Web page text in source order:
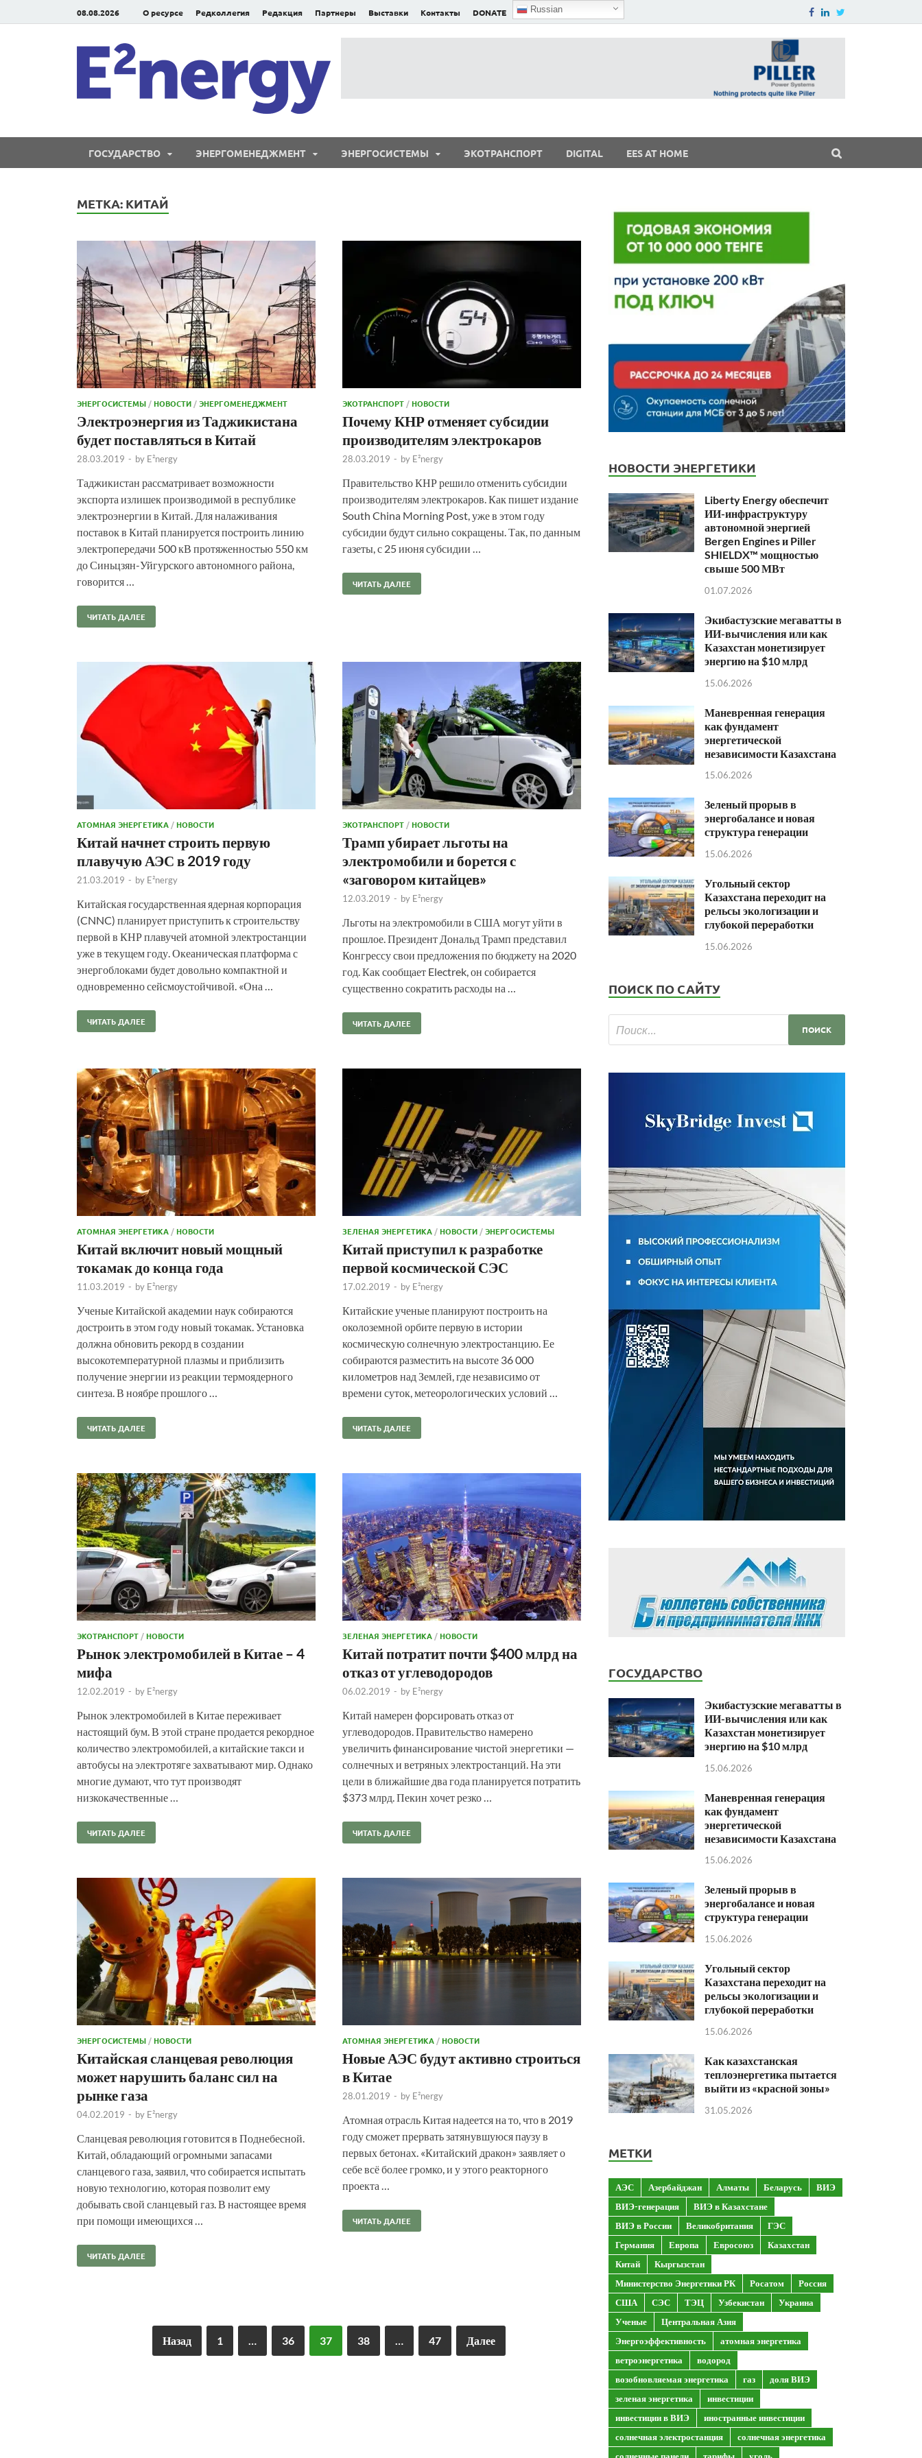
08.08.2026 О ресурсе Редколлегия Редакция Партнеры Выставки Контакты DONATE Russian
ГОСУДАРСТВО ЭНЕРГОМЕНЕДЖМЕНТ ЭНЕРГОСИСТЕМЫ ЭКОТРАНСПОРТ DIGITAL EES AT HOME
МЕТКА: КИТАЙ
ЭНЕРГОСИСТЕМЫ /НОВОСТИ /ЭНЕРГОМЕНЕДЖМЕНТ
Электроэнергия из Таджикистана
будет поставляться в Китай
28.03.2019 - by E²nergy
Таджикистан рассматривает возможности
экспорта излишек производимой в республике
электроэнергии в Китай. Для налаживания
поставок в Китай планируется построить линию
электропередачи 500 кВ протяженностью 550 км
до Синьцзян-Уйгурского автономного района,
говорится …
ЧИТАТЬ ДАЛЕЕ
ЭКОТРАНСПОРТ /НОВОСТИ
Почему КНР отменяет субсидии
производителям электрокаров
28.03.2019 - by E²nergy
Правительство КНР решило отменить субсидии
производителям электрокаров. Как пишет издание
South China Morning Post, уже в этом году
субсидии будут сильно сокращены. Так, по данным
газеты, с 25 июня субсидии …
ЧИТАТЬ ДАЛЕЕ
АТОМНАЯ ЭНЕРГЕТИКА /НОВОСТИ
Китай начнет строить первую
плавучую АЭС в 2019 году
21.03.2019 - by E²nergy
Китайская государственная ядерная корпорация
(CNNC) планирует приступить к строительству
первой в КНР плавучей атомной электростанции
уже в текущем году. Океаническая платформа с
энергоблоками будет довольно компактной и
одновременно сейсмоустойчивой. «Она …
ЧИТАТЬ ДАЛЕЕ
ЭКОТРАНСПОРТ /НОВОСТИ
Трамп убирает льготы на
электромобили и борется с
«заговором китайцев»
12.03.2019 - by E²nergy
Льготы на электромобили в США могут уйти в
прошлое. Президент Дональд Трамп представил
Конгрессу свои предложения по бюджету на 2020
год. Как сообщает Electrek, он собирается
существенно сократить расходы на …
ЧИТАТЬ ДАЛЕЕ
АТОМНАЯ ЭНЕРГЕТИКА /НОВОСТИ
Китай включит новый мощный
токамак до конца года
11.03.2019 - by E²nergy
Ученые Китайской академии наук собираются
достроить в этом году новый токамак. Установка
должна обновить рекорд в создании
высокотемпературной плазмы и приблизить
получение энергии из реакции термоядерного
синтеза. В ноябре прошлого …
ЧИТАТЬ ДАЛЕЕ
ЗЕЛЕНАЯ ЭНЕРГЕТИКА /НОВОСТИ /ЭНЕРГОСИСТЕМЫ
Китай приступил к разработке
первой космической СЭС
17.02.2019 - by E²nergy
Китайские ученые планируют построить на
околоземной орбите первую в истории
космическую солнечную электростанцию. Ее
собираются разместить на высоте 36 000
километров над Землей, где независимо от
времени суток, метеорологических условий …
ЧИТАТЬ ДАЛЕЕ
ЭКОТРАНСПОРТ /НОВОСТИ
Рынок электромобилей в Китае – 4
мифа
12.02.2019 - by E²nergy
Рынок электромобилей в Китае переживает
настоящий бум. В этой стране продается рекордное
количество электромобилей, а китайские такси и
автобусы на электротяге захватывают мир. Однако
многие думают, что тут производят
низкокачественные …
ЧИТАТЬ ДАЛЕЕ
ЗЕЛЕНАЯ ЭНЕРГЕТИКА /НОВОСТИ
Китай потратит почти $400 млрд на
отказ от углеводородов
06.02.2019 - by E²nergy
Китай намерен форсировать отказ от
углеводородов. Правительство намерено
увеличить финансирование чистой энергетики —
солнечных и ветряных электростанций. На эти
цели в ближайшие два года планируется потратить
$373 млрд. Пекин хочет резко …
ЧИТАТЬ ДАЛЕЕ
ЭНЕРГОСИСТЕМЫ /НОВОСТИ
Китайская сланцевая революция
может нарушить баланс сил на
рынке газа
04.02.2019 - by E²nergy
Сланцевая революция готовится в Поднебесной.
Китай, обладающий огромными запасами
сланцевого газа, заявил, что собирается испытать
новую технологию, которая позволит ему
добывать свой сланцевый газ. В настоящее время
при помощи имеющихся …
ЧИТАТЬ ДАЛЕЕ
АТОМНАЯ ЭНЕРГЕТИКА /НОВОСТИ
Новые АЭС будут активно строиться
в Китае
28.01.2019 - by E²nergy
Атомная отрасль Китая надеется на то, что в 2019
году сможет прервать затянувшуюся паузу в
первых бетонах. «Китайский дракон» заявляет о
себе всё более громко, и у этого реакторного
проекта …
ЧИТАТЬ ДАЛЕЕ
Назад 1 36 37 38 47 Далее
НОВОСТИ ЭНЕРГЕТИКИ
Liberty Energy обеспечит
ИИ-инфраструктуру
автономной энергией
Bergen Engines и Piller
SHIELDX™ мощностью
свыше 500 МВт
01.07.2026
Экибастузские мегаватты в
ИИ-вычисления или как
Казахстан монетизирует
энергию на $10 млрд
15.06.2026
Маневренная генерация
как фундамент
энергетической
независимости Казахстана
15.06.2026
Зеленый прорыв в
энергобалансе и новая
структура генерации
15.06.2026
Угольный сектор
Казахстана переходит на
рельсы экологизации и
глубокой переработки
15.06.2026
ПОИСК ПО САЙТУ
ГОСУДАРСТВО
Экибастузские мегаватты в
ИИ-вычисления или как
Казахстан монетизирует
энергию на $10 млрд
15.06.2026
Маневренная генерация
как фундамент
энергетической
независимости Казахстана
15.06.2026
Зеленый прорыв в
энергобалансе и новая
структура генерации
15.06.2026
Угольный сектор
Казахстана переходит на
рельсы экологизации и
глубокой переработки
15.06.2026
Как казахстанская
теплоэнергетика пытается
выйти из «красной зоны»
31.05.2026
МЕТКИ
АЭС Азербайджан Алматы Беларусь
ВИЭ
ВИЭ-генерация
ВИЭ в Казахстане
ВИЭ в России
Великобритания
ГЭС
Германия
Европа Евросоюз
Казахстан
Китай
Кыргызстан
Министерство Энергетики РК
Росатом
Россия
США
СЭС ТЭЦ Узбекистан
Украина
Ученые
Центральная Азия
Энергоэффективность
атомная энергетика
ветроэнергетика
водород
возобновляемая энергетика
газ
доля ВИЭ
зеленая энергетика
инвестиции
инвестиции в ВИЭ
иностранные инвестиции
солнечная электростанция
солнечная энергетика
солнечные панели
тарифы уголь